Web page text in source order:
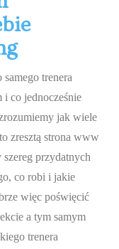
trenera
i co jednocześnie
jak wiele
zresztą strona www
szereg przydatnych
co robi i jakie
więc poświęcić
a tym samym
trenera